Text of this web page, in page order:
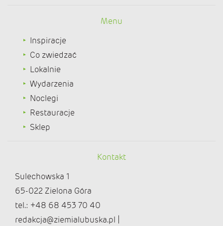
Menu
Inspiracje
Co zwiedzać
Lokalnie
Wydarzenia
Noclegi
Restauracje
Sklep
Kontakt
Sulechowska 1
65-022 Zielona Góra
tel.: +48 68 453 70 40
redakcja@ziemialubuska.pl |